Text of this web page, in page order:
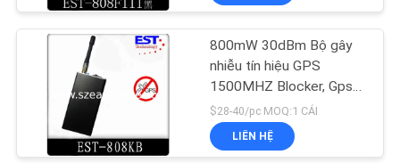
VIDEO
CHÚNG
Máy làm nhiễu điện
thoại di động
89
800mW 30dBm Bộ gây
nhiễu tín hiệu GPS
1500MHZ Blocker, Gps
Jammer
$28-40/pc MOQ:1 CÁI
LIÊN HỆ